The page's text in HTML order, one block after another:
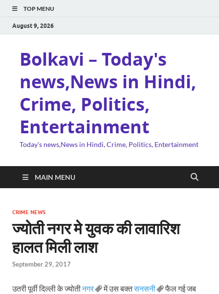
TOP MENU
August 9, 2026
Bolkavi – Today's
news,News in Hindi,
Crime, Politics,
Entertainment
Today's news,News in Hindi, Crime, Politics, Entertainment
MAIN MENU
CRIME NEWS
ज्योती नगर मे युवक की लावारिश
हालत मिली लाश
September 29, 2017
उतरी पूर्वी दिल्ली के ज्योतीनगर में उस बक्तसनसनी
फैल गई जब